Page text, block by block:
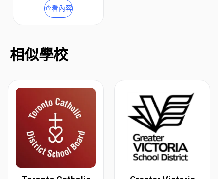
查看內容
相似學校